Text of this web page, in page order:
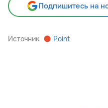
Подпишитесь на
Источник Point